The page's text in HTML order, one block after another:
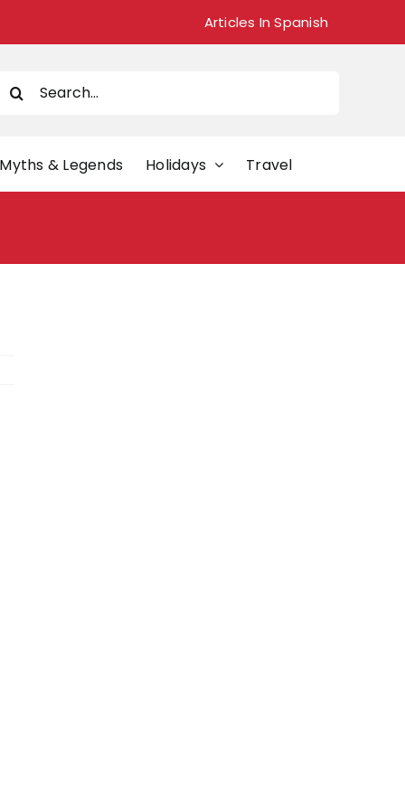
Articles In Spanish
for:
Myths & Legends Holidays Travel